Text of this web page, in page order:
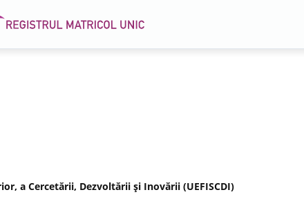
a Cercetării, Dezvoltării şi Inovării (UEFISCDI)